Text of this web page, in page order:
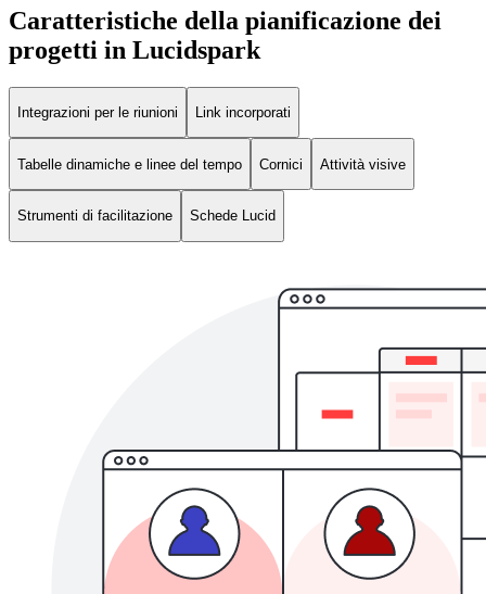
Caratteristiche della pianificazione dei
progetti in Lucidspark
Integrazioni per le riunioni Link incorporati
Tabelle dinamiche e linee del tempo Cornici Attività visive
Strumenti di facilitazione Schede Lucid